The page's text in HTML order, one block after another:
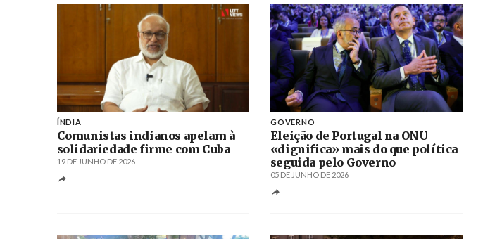
ÍNDIA
Comunistas indianos apelam à
solidariedade firme com Cuba
19 DE JUNHO DE 2026
GOVERNO
Eleição de Portugal na ONU
«dignifica» mais do que política
seguida pelo Governo
05 DE JUNHO DE 2026